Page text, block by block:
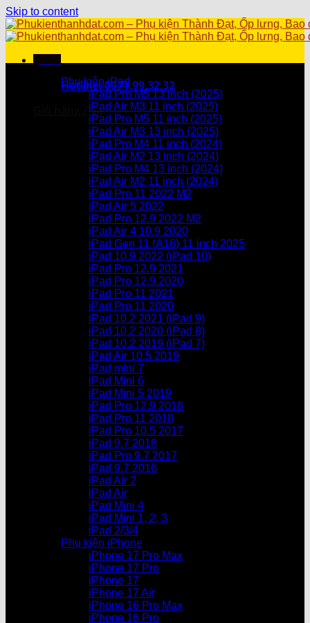
Skip to content
Hotline: 0971.99.32.32
Giỏ hàng /0₫
Chưa có sản phẩm trong giỏ hàng.
Chưa có sản phẩm trong giỏ hàng.
Danh mục sản phẩm
Phụ kiện iPad
iPad Pro M5 13 inch (2025)
iPad Air M3 11 inch (2025)
iPad Pro M5 11 inch (2025)
iPad Air M3 13 inch (2025)
iPad Pro M4 11 inch (2024)
iPad Air M2 13 inch (2024)
iPad Pro M4 13 inch (2024)
iPad Air M2 11 inch (2024)
iPad Pro 11 2022 M2
iPad Air 5 2022
iPad Pro 12.9 2022 M2
iPad Air 4 10.9 2020
iPad Gen 11 (A16) 11 inch 2025
iPad 10.9 2022 (iPad 10)
iPad Pro 12.9 2021
iPad Pro 12.9.2020
iPad Pro 11 2021
iPad Pro 11 2020
iPad 10.2 2021 (iPad 9)
iPad 10.2 2020 (iPad 8)
iPad 10.2 2019 (iPad 7)
iPad Air 10.5 2019
iPad mini 7
iPad Mini 6
iPad Mini 5 2019
iPad Pro 12.9 2018
iPad Pro 11 2018
iPad Pro 10.5 2017
iPad 9.7 2018
iPad Pro 9.7 2017
iPad 9.7 2016
iPad Air 2
iPad Air
iPad Mini 4
iPad Mini 1, 2, 3
iPad 2/3/4
Phụ kiện iPhone
iPhone 17 Pro Max
iPhone 17 Pro
iPhone 17
iPhone 17 Air
iPhone 16 Pro Max
iPhone 16 Pro